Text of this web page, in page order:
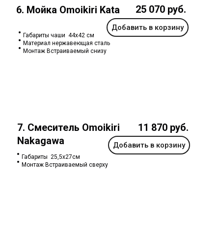
Добавить в корзину
Добавить в корзину
11 870 руб.
25 070 руб.
Габариты 25,5х27см
Монтаж Встраиваемый сверху
Габариты чаши 44х42 см
Материал нержавеющая сталь
Монтаж Встраиваемый снизу
7. Смеситель Omoikiri
Nakagawa
6. Мойка Omoikiri Kata